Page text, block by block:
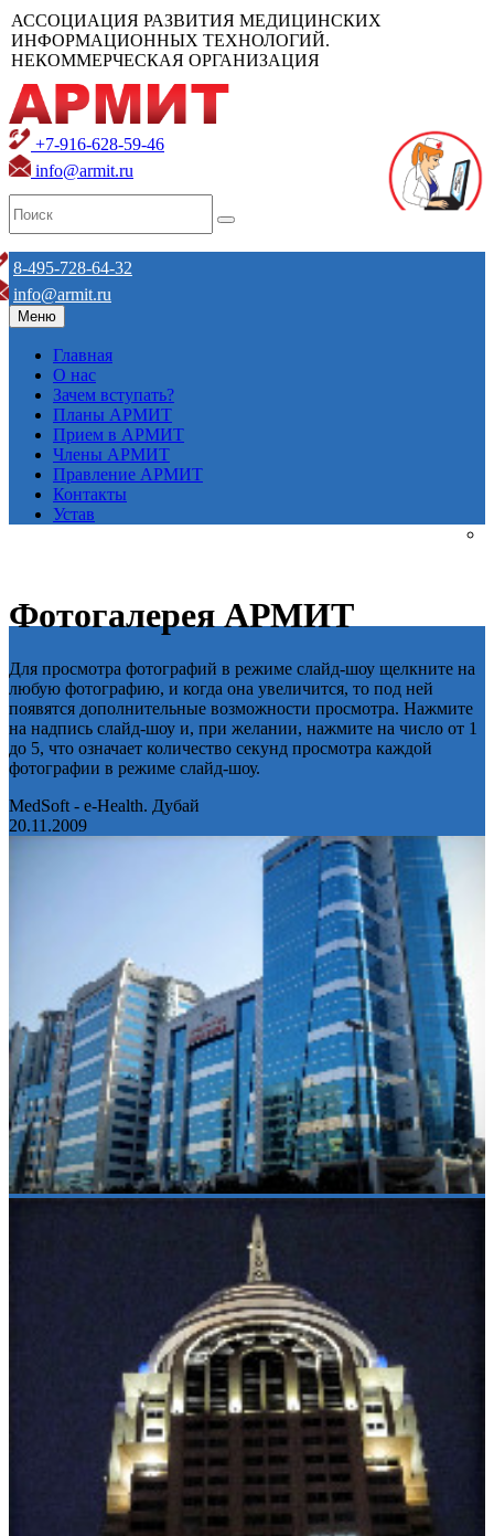
АССОЦИАЦИЯ РАЗВИТИЯ МЕДИЦИНСКИХ
ИНФОРМАЦИОННЫХ ТЕХНОЛОГИЙ.
НЕКОММЕРЧЕСКАЯ ОРГАНИЗАЦИЯ
+7-916-628-59-46
info@armit.ru
8-495-728-64-32
info@armit.ru
Меню
Главная
О нас
Зачем вступать?
Планы АРМИТ
Прием в АРМИТ
Члены АРМИТ
Правление АРМИТ
Контакты
Устав
Фотогалерея АРМИТ
Для просмотра фотографий в режиме слайд-шоу щелкните на
любую фотографию, и когда она увеличится, то под ней
появятся дополнительные возможности просмотра. Нажмите
на надпись слайд-шоу и, при желании, нажмите на число от 1
до 5, что означает количество секунд просмотра каждой
фотографии в режиме слайд-шоу.
MedSoft - e-Health. Дубай
20.11.2009